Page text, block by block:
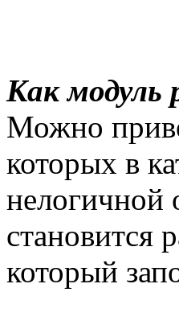
Как модуль
Можно
которых в
нелогичной
становится
который